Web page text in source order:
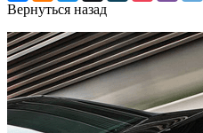
Вернуться назад